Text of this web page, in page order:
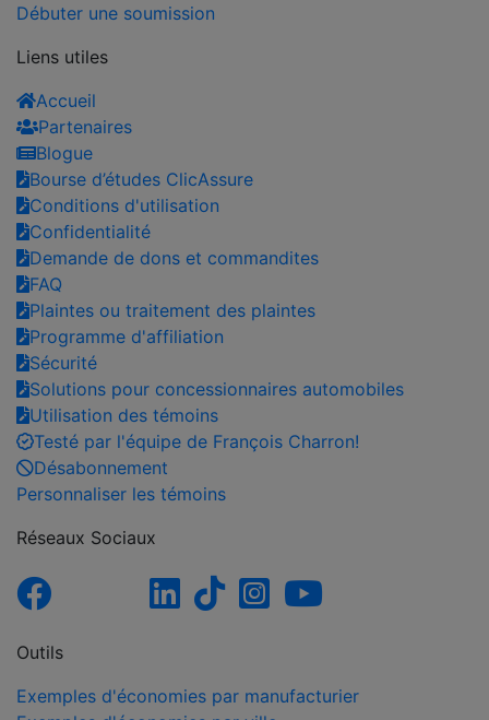
Débuter une soumission
Liens utiles
Accueil
Partenaires
Blogue
Bourse d’études ClicAssure
Conditions d'utilisation
Confidentialité
Demande de dons et commandites
FAQ
Plaintes ou traitement des plaintes
Programme d'affiliation
Sécurité
Solutions pour concessionnaires automobiles
Utilisation des témoins
Testé par l'équipe de François Charron!
Désabonnement
Personnaliser les témoins
Réseaux Sociaux
Outils
Exemples d'économies par manufacturier